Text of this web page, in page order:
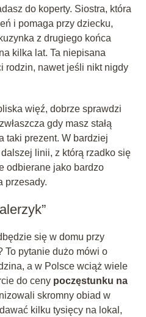
do koperty. Siostra, która
i pomaga przy dziecku,
z drugiego końca
kilka lat. Ta niepisana
rodzin, nawet jeśli nikt nigdy
więź, dobrze sprawdzi
gdy masz stałą
taki prezent. W bardziej
linii, z którą rzadko się
odbierane jako bardzo
przesady.
się w domu przy
To pytanie dużo mówi o
a w Polsce wciąż wiele
do ceny poczęstunku na
skromny obiad w
kilku tysięcy na lokal,